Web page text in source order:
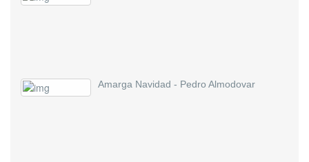
Amarga Navidad - Pedro Almodovar